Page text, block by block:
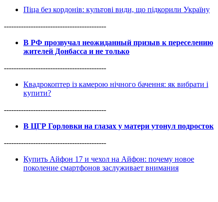
Піца без кордонів: культові види, що підкорили Україну
------------------------------------------
В РФ прозвучал неожиданный призыв к переселению
жителей Донбасса и не только
------------------------------------------
Квадрокоптер із камерою нічного бачення: як вибрати і
купити?
------------------------------------------
В ЦГР Горловки на глазах у матери утонул подросток
------------------------------------------
Купить Айфон 17 и чехол на Айфон: почему новое
поколение смартфонов заслуживает внимания